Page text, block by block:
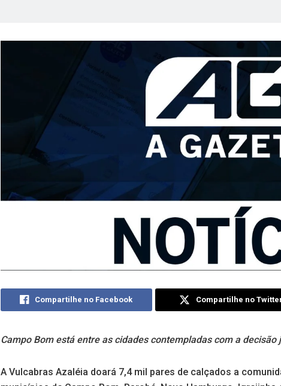
Compartilhe no Facebook Compartilhe no
Campo Bom está entre as cidades contempladas com a decisão
A Vulcabras Azaléia doará 7,4 mil pares de calçados a